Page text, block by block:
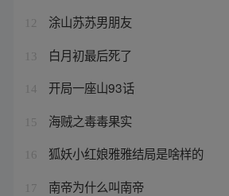
12 涂山苏苏男朋友
13 白月初最后死了
14 开局一座山93话
15 海贼之毒毒果实
16 狐妖小红娘雅雅结局是啥样的
17 南帝为什么叫南帝